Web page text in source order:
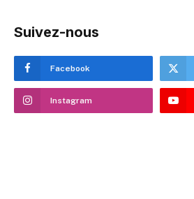
Suivez-nous
Facebook
Instagram